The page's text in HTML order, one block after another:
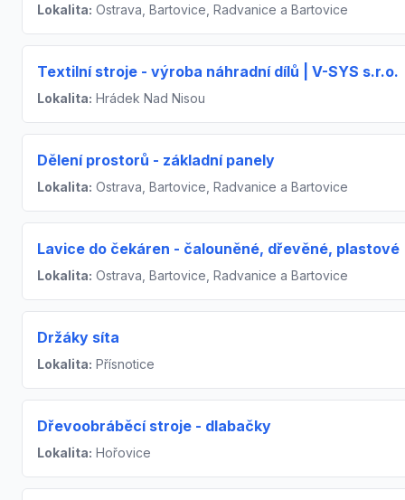
Lokalita: Ostrava, Bartovice, Radvanice a Bartovice
Textilní stroje - výroba náhradní dílů | V-SYS s.r.o.
Lokalita: Hrádek Nad Nisou
Dělení prostorů - základní panely
Lokalita: Ostrava, Bartovice, Radvanice a Bartovice
Lavice do čekáren - čalouněné, dřevěné, plastové
Lokalita: Ostrava, Bartovice, Radvanice a Bartovice
Držáky síta
Lokalita: Přísnotice
Dřevoobráběcí stroje - dlabačky
Lokalita: Hořovice